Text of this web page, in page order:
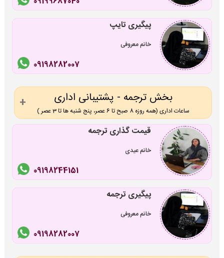
پیگیری تایپ
خانم معروفی
09198282007
بخش ترجمه - پشتیبانی اداری
ساعات اداری (همه روزه 8 صبح تا 6 عصر، پنج شنبه ها تا 3 عصر )
قیمت گذاری ترجمه
خانم عیدی
09198244151
پیگیری ترجمه
خانم معروفی
09198282007